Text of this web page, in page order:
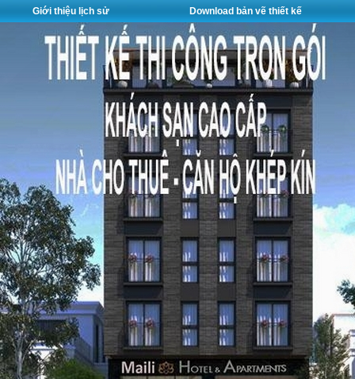
Giới thiệu lịch sử Download bản vẽ thiết kế